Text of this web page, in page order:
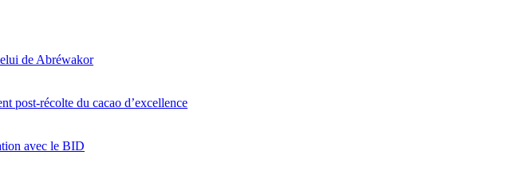
de Abréwakor
post-récolte du cacao d’excellence
avec le BID